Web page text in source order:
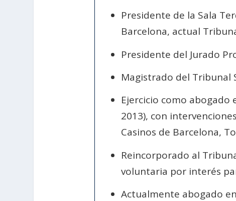
Presidente de la Sala
Barcelona, actual
Presidente del Jurado
Magistrado del Tribunal
Ejercicio como abogado
2013), con
Casinos de Barcelona,
Reincorporado al
voluntaria por interés
Actualmente abogado